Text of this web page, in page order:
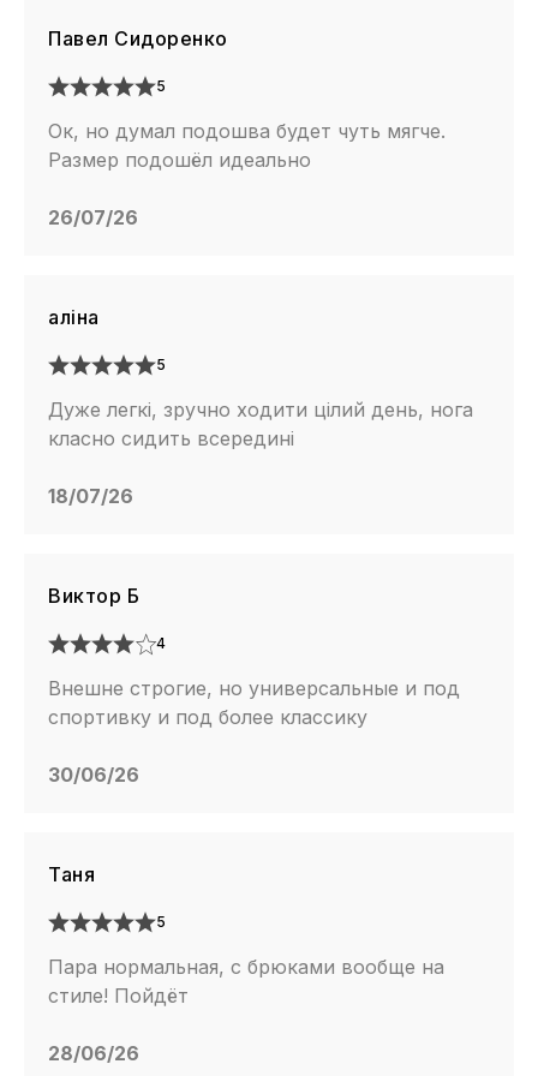
Павел Сидоренко
5
Ок, но думал подошва будет чуть мягче.
Размер подошёл идеально
26/07/26
алiна
5
Дуже легкі, зручно ходити цілий день, нога
класно сидить всередині
18/07/26
Виктор Б
4
Внешне строгие, но универсальные и под
спортивку и под более классику
30/06/26
Таня
5
Пара нормальная, с брюками вообще на
стиле! Пойдёт
28/06/26